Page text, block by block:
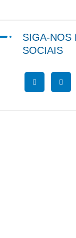
SIGA-NOS
SOCIAIS